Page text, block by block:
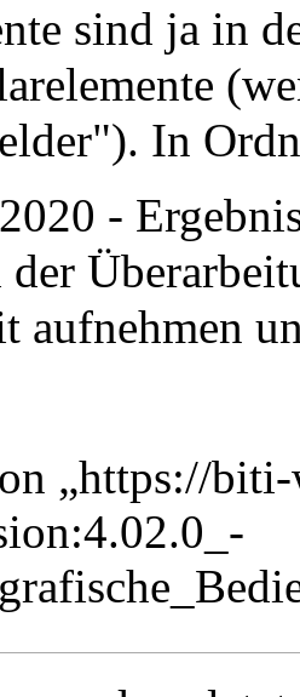
sind ja in
In
-
aufnehmen
„https://